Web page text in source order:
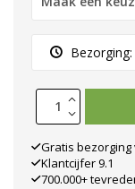
Bezorging:
Gratis bezorging
Klantcijfer 9.1
700.000+